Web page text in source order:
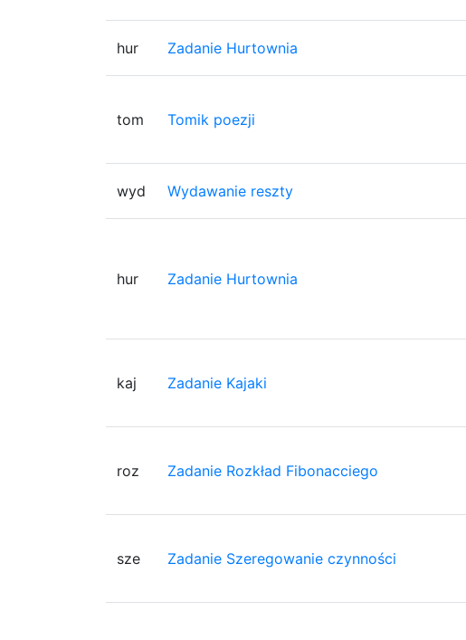
hur Zadanie Hurtownia
tom Tomik poezji
wyd Wydawanie reszty
hur Zadanie Hurtownia
kaj Zadanie Kajaki
roz Zadanie Rozkład Fibonacciego
sze Zadanie Szeregowanie czynności